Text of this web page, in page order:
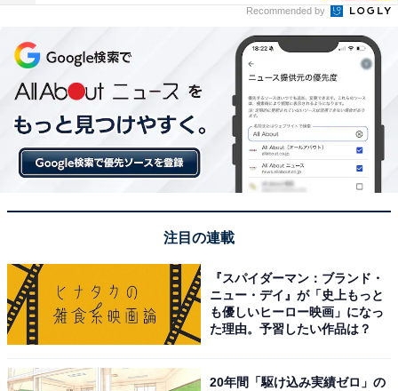
幸せな結婚ができる40～50代女性の結婚観
では、40～50代の女性はマッチングできないのかという
とそんなことはありません。
7歳年下の男性と結婚した女医さんが、“女性年上”の「年
の差婚」最高記録です。彼女は年収2000万円で、スリム
な体形の美人。お世辞ではなく本当に30代と言われても
納得の若々しさでした。お相手は年収600万円ほど、転
勤族の国家公務員男性でした。
Recommended by
注目の連載
『スパイダーマン：ブランド・
ニュー・デイ』が「史上もっと
も優しいヒーロー映画」になっ
た理由。予習したい作品は？
20年間「駆け込み実績ゼロ」の